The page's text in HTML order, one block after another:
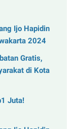
Ijo Hapidin
2024
Gratis,
di Kota
Juta!